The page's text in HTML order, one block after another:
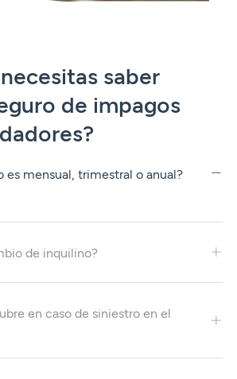
saber
de impagos
es mensual, trimestral o anual?
de inquilino?
en caso de siniestro en el